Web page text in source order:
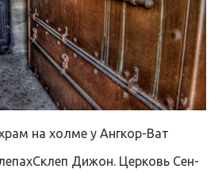
на холме у Ангкор-Ват
Склеп Дижон. Церковь Сен-